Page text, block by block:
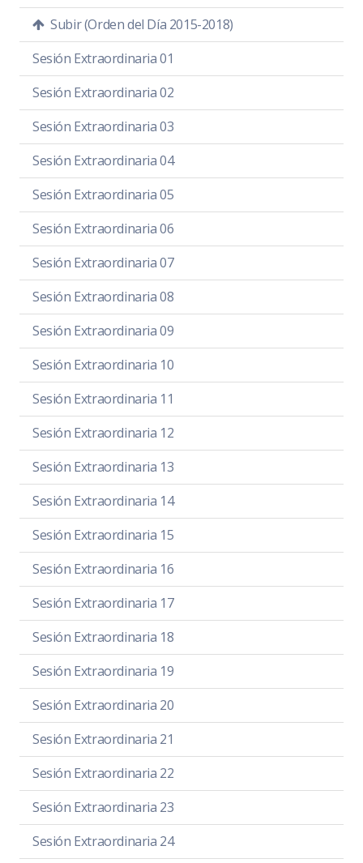
Subir (Orden del Día 2015-2018)
Sesión Extraordinaria 01
Sesión Extraordinaria 02
Sesión Extraordinaria 03
Sesión Extraordinaria 04
Sesión Extraordinaria 05
Sesión Extraordinaria 06
Sesión Extraordinaria 07
Sesión Extraordinaria 08
Sesión Extraordinaria 09
Sesión Extraordinaria 10
Sesión Extraordinaria 11
Sesión Extraordinaria 12
Sesión Extraordinaria 13
Sesión Extraordinaria 14
Sesión Extraordinaria 15
Sesión Extraordinaria 16
Sesión Extraordinaria 17
Sesión Extraordinaria 18
Sesión Extraordinaria 19
Sesión Extraordinaria 20
Sesión Extraordinaria 21
Sesión Extraordinaria 22
Sesión Extraordinaria 23
Sesión Extraordinaria 24